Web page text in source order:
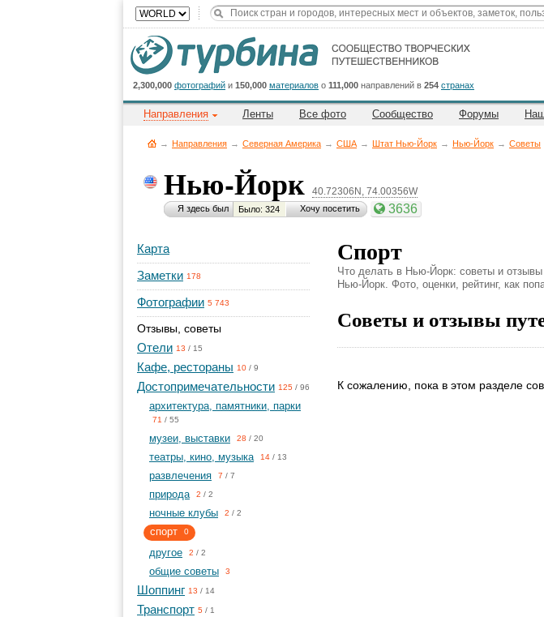
2,300,000 фотографий и 150,000 материалов о 111,000 направлений в 254 странах
Направления Ленты Все фото Сообщество Форумы
→ Направления → Северная Америка → CША → Штат Нью-Йорк → Нью-Йорк → Советы
Нью-Йорк 40.72306N, 74.00356W
Я здесь был Было: 324 Хочу посетить 3636
Карта
Заметки 178
Фотографии 5 743
Отзывы, советы
Отели 13 / 15
Кафе, рестораны 10 / 9
Достопримечательности 125 / 96
архитектура, памятники, парки
71 / 55
музеи, выставки 28 / 20
театры, кино, музыка 14 / 13
развлечения 7 / 7
природа 2 / 2
ночные клубы 2 / 2
спорт 0
другое 2 / 2
общие советы 3
Шоппинг 13 / 14
Транспорт 5 / 1
Спорт
Что делать в Нью-Йорк: советы и
Нью-Йорк. Фото, оценки, рейтинг, как
Советы и отзывы
К сожалению, пока в этом разделе